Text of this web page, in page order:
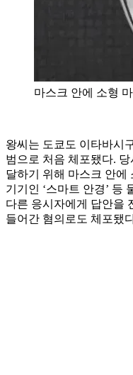
마스크 안에 소형
왕씨는 도쿄도 이타바시
범으로 처음 체포됐다.
달하기 위해 마스크 안에
기기인 ‘스마트 안경’ 등
다른 응시자에게 답안을
들어간 혐의로도 체포됐